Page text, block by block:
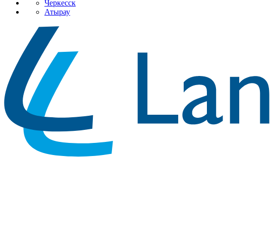
Черкесск
Атырау